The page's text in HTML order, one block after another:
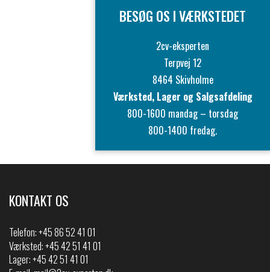
BESØG OS I VÆRKSTEDET
2cv-eksperten
Terpvej 12
8464 Skivholme
Værksted, Lager og Salgsafdeling
800-1600 mandag – torsdag
800-1400 fredag.
KONTAKT OS
Telefon:+45 86 52 41 01
Værksted: +45 42 51 41 01
Lager: +45 42 51 41 01